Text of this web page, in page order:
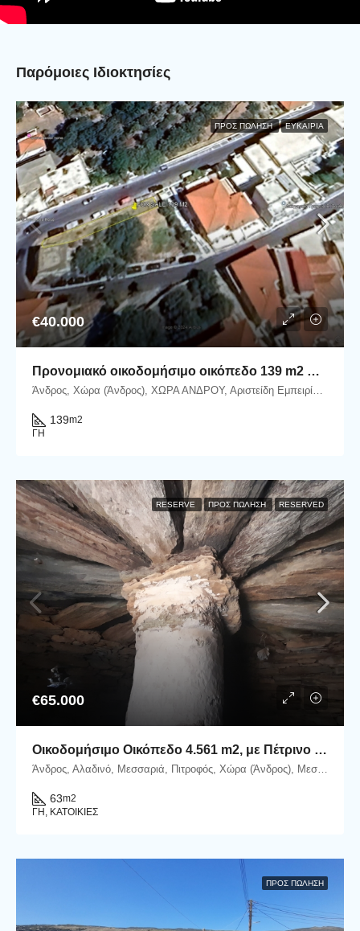
Παρόμοιες Ιδιοκτησίες
ΠΡΟΣ ΠΏΛΗΣΗ ΕΥΚΑΙΡΊΑ
€40.000
Προνομιακό οικοδομήσιμο οικόπεδο 139 m2 στην Χώρα Άνδρου.
Άνδρος, Χώρα (Άνδρος), ΧΩΡΑ ΑΝΔΡΟΥ, Αριστείδη Εμπειρίκου, Άνδρος, Δήμος Άνδρου, Περιφερειακή Ενότητα Άνδρου, Περιφέρεια Νοτίου Αιγαίου, Αποκεντρωμένη Διοίκηση Αιγαίου, 845 00, Ελλάδα
139m2
ΓΗ
RESERVE ΠΡΟΣ ΠΏΛΗΣΗ RESERVED
€65.000
Οικοδομήσιμο Οικόπεδο 4.561 m2, με Πέτρινο Κονάκι 63 m2, στη Μεσσαριά Άνδρου
Άνδρος, Αλαδινό, Μεσσαριά, Πιτροφός, Χώρα (Άνδρος), Μεσαριά-Αλαδινό, Δήμος Άνδρου, Περιφερειακή Ενότητα Άνδρου, Περιφέρεια Νοτίου Αιγαίου, Αποκεντρωμένη Διοίκηση Αιγαίου, 845 00, Ελλάδα
63m2
ΓΗ, ΚΑΤΟΙΚΊΕΣ
ΠΡΟΣ ΠΏΛΗΣΗ